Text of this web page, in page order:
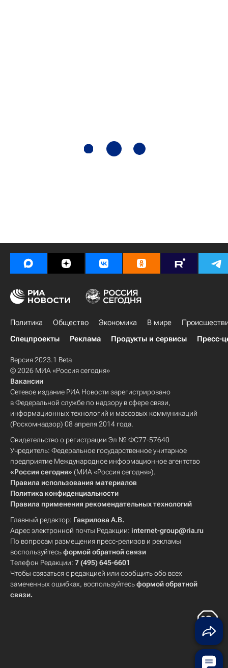
Политика Общество Экономика В мире
Спецпроекты
Реклама Продукты и сервисы Пресс-
Версия 2023.1 Beta
© 2026 МИА «Россия сегодня»
Вакансии
Сетевое издание РИА Новости зарегистрировано
в Федеральной службе по надзору в сфере связи,
информационных технологий и массовых коммуникаций
(Роскомнадзор) 08 апреля 2014 года.
Свидетельство о регистрации Эл № ФС77-57640
Учредитель: Федеральное государственное унитарное
предприятие Международное информационное агентство
«Россия сегодня» (МИА «Россия сегодня»).
Правила использования материалов
Политика конфиденциальности
Правила применения рекомендательных технологий
Главный редактор: Гаврилова А.В.
Адрес электронной почты Редакции: internet-group@ria.ru
По вопросам размещения пресс-релизов и рекламы
воспользуйтесьформой обратной связи
Телефон Редакции: 7 (495) 645-6601
Чтобы связаться с редакцией или сообщить обо всех
замеченных ошибках, воспользуйтесьформой обратной
связи.